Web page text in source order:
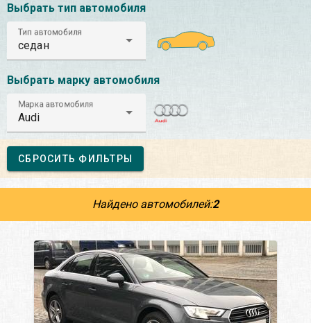
Выбрать тип автомобиля
Тип автомобиля
седан
Выбрать марку автомобиля
Марка автомобиля
Audi
СБРОСИТЬ ФИЛЬТРЫ
Найдено автомобилей:2